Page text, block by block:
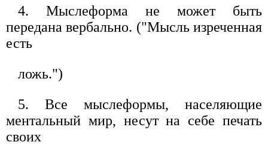
4. Мыслеформа не может быть
передана вербально. ("Мысль изреченная
есть
ложь.")
5. Все мыслеформы, населяющие
ментальный мир, несут на себе печать
своих